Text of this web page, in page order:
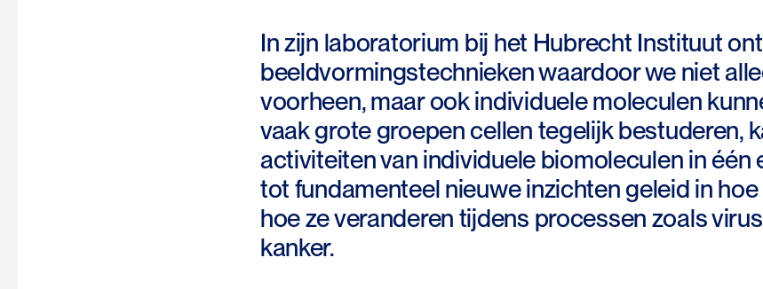
In zijn laboratorium bij het Hubrecht Instituut
beeldvormingstechnieken waardoor we niet
voorheen, maar ook individuele moleculen
vaak grote groepen cellen tegelijk bestuderen,
activiteiten van individuele biomoleculen in één
tot fundamenteel nieuwe inzichten geleid in
hoe ze veranderen tijdens processen zoals
kanker.